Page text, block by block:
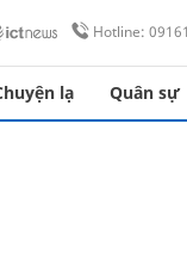
Hotline:
lạ Quân sự